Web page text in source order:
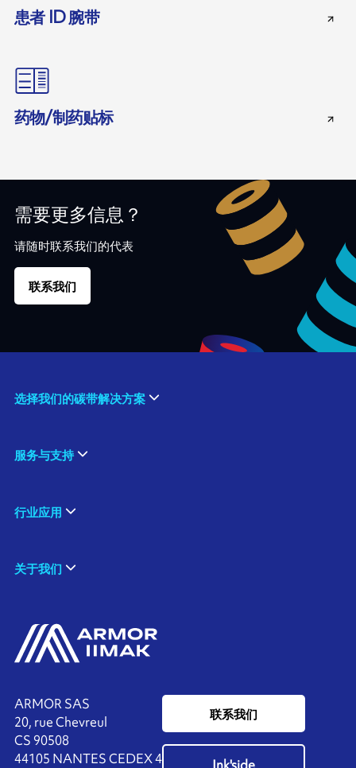
患者 ID 腕带
药物/制药贴标
需要更多信息？
请随时联系我们的代表
联系我们
ARMOR SAS
20, rue Chevreul
CS 90508
44105 NANTES CEDEX 4
联系我们
选择我们的碳带解决方案
服务与支持
行业应用
关于我们